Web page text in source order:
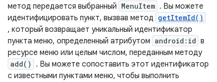
метод передается выбранный MenuItem . Вы можете
идентифицировать пункт, вызвав метод getItemId()
, который возвращает уникальный идентификатор
пункта меню, определенный атрибутом android:id в
ресурсе меню или целым числом, переданным методу
add()
. Вы можете сопоставить этот идентификатор
с известными пунктами меню, чтобы выполнить